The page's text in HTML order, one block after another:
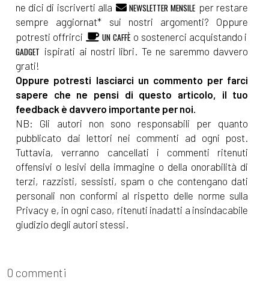
Marzo 2022
[14]L'occasione di una vita, di
Dicembre 2021
[27]DAD – Divertendosi A
Distanza, di Chiara Rossi:
incipit
[20]Il viaggio che rifarei, di
Johnny Do: incipit
ne dici di iscriverti alla
NEWSLETTER MENSILE per restare
sempre aggiornat* sui nostri argomenti? Oppure
potresti offrirci
UN CAFFÈ o sostenerci acquistando i
GADGET ispirati ai nostri libri. Te ne saremmo davvero
grati!
Oppure potresti lasciarci un commento per farci
sapere che ne pensi di questo articolo, il tuo
feedback è davvero importante per noi.
NB: Gli autori non sono responsabili per quanto
pubblicato dai lettori nei commenti ad ogni post.
Tuttavia, verranno cancellati i commenti ritenuti
offensivi o lesivi della immagine o della onorabilità di
terzi, razzisti, sessisti, spam o che contengano dati
personali non conformi al rispetto delle norme sulla
Privacy e, in ogni caso, ritenuti inadatti a insindacabile
giudizio degli autori stessi.
0 commenti